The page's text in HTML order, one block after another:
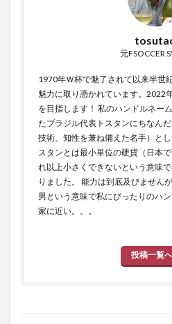
元FSOCCER
1970年Ｗ杯で魅了されて以来半世
魅力に取り憑かれています。2022
を目指します！ 私のハンドルネー
たブラジル代表トスタンにちなん
技術、知性を兼ね備えた名手）と
スタンとは最小単位の硬貨（日本
れ以上小さくできないという意味
りました。 能力は到底及びません
男という意味で私にぴったりのハ
家に近い。。。
投稿一覧へ